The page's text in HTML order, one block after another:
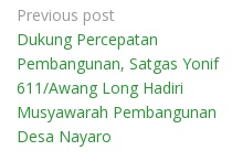
Post
navigation
Previous post
Dukung Percepatan
Pembangunan, Satgas Yonif
611/Awang Long Hadiri
Musyawarah Pembangunan
Desa Nayaro